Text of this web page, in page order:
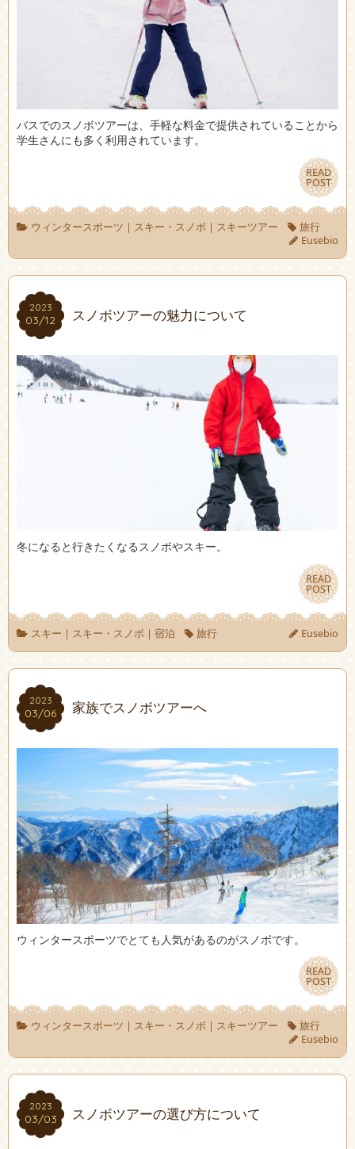
バスでのスノボツアーは、手軽な料金で提供されていることから
学生さんにも多く利用されています。
READ
POST
READ
POST
ウィンタースポーツ | スキー・スノボ | スキーツアー
旅行
Eusebio
2023
03/12
2023
03/12 スノボツアーの魅力について
冬になると行きたくなるスノボやスキー。
READ
POST
READ
POST
スキー | スキー・スノボ | 宿泊 旅行 Eusebio
2023
03/06
2023
03/06 家族でスノボツアーへ
ウィンタースポーツでとても人気があるのがスノボです。
READ
POST
READ
POST
ウィンタースポーツ | スキー・スノボ | スキーツアー
旅行
Eusebio
2023
03/03
2023
03/03 スノボツアーの選び方について